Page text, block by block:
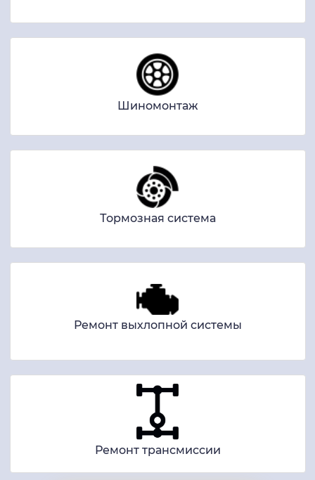
Шиномонтаж
Тормозная система
Ремонт выхлопной системы
Ремонт трансмиссии